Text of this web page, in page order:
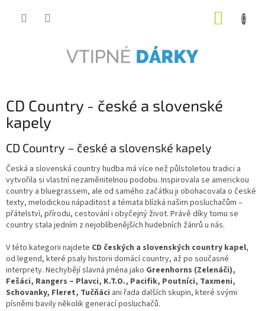
CD Country - české a slovenské
kapely
CD Country – české a slovenské kapely
Česká a slovenská country hudba má více než půlstoletou tradici a
vytvořila si vlastní nezaměnitelnou podobu. Inspirovala se americkou
country a bluegrassem, ale od samého začátku ji obohacovala o české
texty, melodickou nápaditost a témata blízká našim posluchačům –
přátelství, přírodu, cestování i obyčejný život. Právě díky tomu se
country stala jedním z nejoblíbenějších hudebních žánrů u nás.
V této kategorii najdete CD českých a slovenských country kapel,
od legend, které psaly historii domácí country, až po současné
interprety. Nechybějí slavná jména jako Greenhorns (Zelenáči),
Fešáci, Rangers – Plavci, K.T.O., Pacifik, Poutníci, Taxmeni,
Schovanky, Fleret, Tučňáci ani řada dalších skupin, které svými
písněmi bavily několik generací posluchačů.